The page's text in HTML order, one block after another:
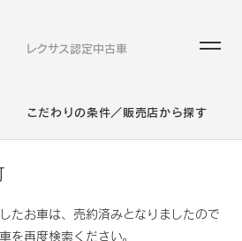
レクサス認定中古車
こだわりの条件／販売店から探す
たお車は、売約済みとなりましたので
を再度検索ください。